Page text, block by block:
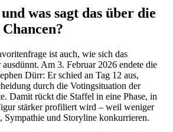
was sagt das über die
ist auch, wie sich das
Am 3. Februar 2026 endete die
Dürr: Er schied an Tag 12 aus,
durch die Votingsituation der
Damit rückt die Staffel in eine Phase, in
stärker profiliert wird – weil weniger
Sympathie und Storyline konkurrieren.